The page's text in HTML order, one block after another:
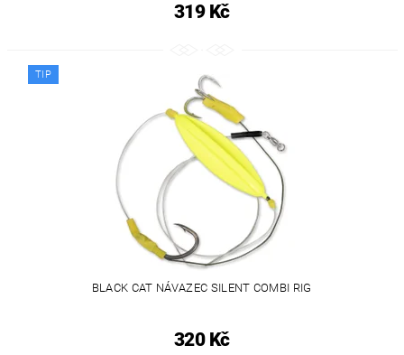
319 Kč
TIP
BLACK CAT NÁVAZEC SILENT COMBI RIG
320 Kč